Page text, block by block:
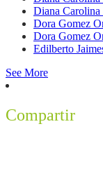
Diana
Dora Gomez
Dora Gomez
Edilberto
See More
Compartir